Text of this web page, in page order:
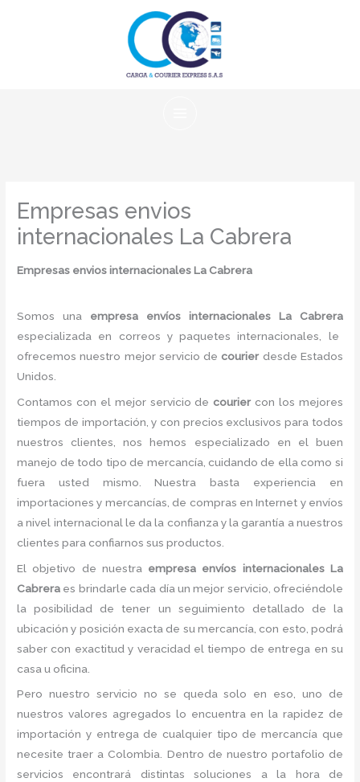
Empresas envios
internacionales La Cabrera
Empresas envios internacionales La Cabrera
Somos una empresa envíos internacionales La Cabrera
especializada en correos y paquetes internacionales, le
ofrecemos nuestro mejor servicio de courier desde Estados
Unidos.
Contamos con el mejor servicio de courier con los mejores
tiempos de importación, y con precios exclusivos para todos
nuestros clientes, nos hemos especializado en el buen
manejo de todo tipo de mercancía, cuidando de ella como si
fuera usted mismo. Nuestra basta experiencia en
importaciones y mercancías, de compras en Internet y envíos
a nivel internacional le da la confianza y la garantía a nuestros
clientes para confiarnos sus productos.
El objetivo de nuestra empresa envíos internacionales La
Cabrera es brindarle cada día un mejor servicio, ofreciéndole
la posibilidad de tener un seguimiento detallado de la
ubicación y posición exacta de su mercancía, con esto, podrá
saber con exactitud y veracidad el tiempo de entrega en su
casa u oficina.
Pero nuestro servicio no se queda solo en eso, uno de
nuestros valores agregados lo encuentra en la rapidez de
importación y entrega de cualquier tipo de mercancía que
necesite traer a Colombia. Dentro de nuestro portafolio de
servicios encontrará distintas soluciones a la hora de